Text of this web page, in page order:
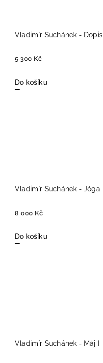
Vladimír Suchánek - Dopis
5 300 Kč
Do košíku
Vladimír Suchánek - Jóga
8 000 Kč
Do košíku
Vladimír Suchánek - Máj I